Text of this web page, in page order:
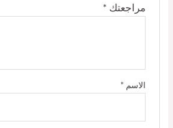
مراجعتك *
الاسم *